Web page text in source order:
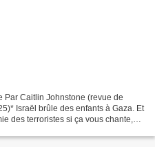
Par Caitlin Johnstone (revue de
Israël brûle des enfants à Gaza. Et
des terroristes si ça vous chante,